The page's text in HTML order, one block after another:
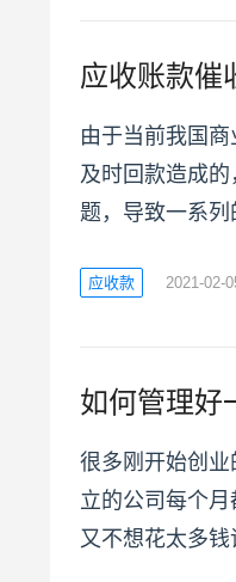
应收账款催
由于当前我国
及时回款造成
题，导致一系
应收款 2021-02-
如何管理好
很多刚开始创
立的公司每个
又不想花太多